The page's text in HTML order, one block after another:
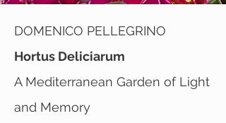
DOMENICO PELLEGRINO
Hortus Deliciarum
A Mediterranean Garden of Light
and Memory